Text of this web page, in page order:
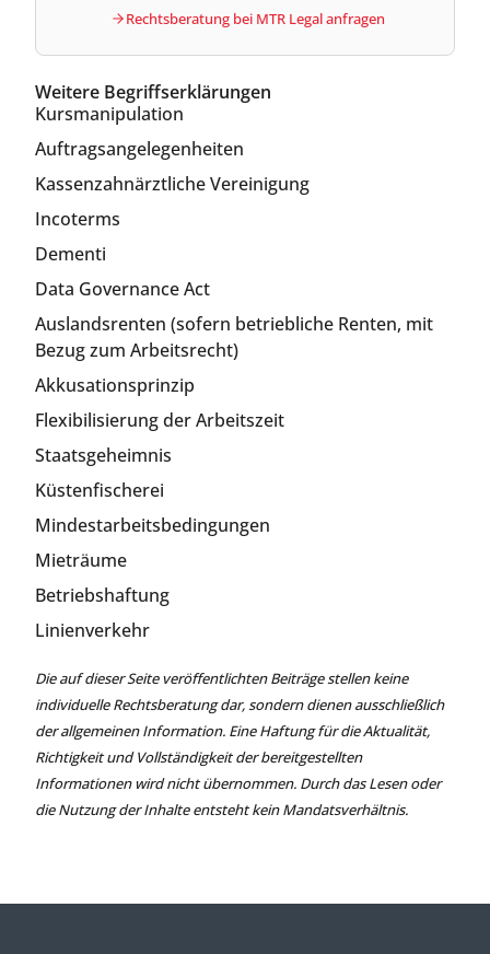
Rechtsberatung bei MTR Legal anfragen
Weitere Begriffserklärungen
Kursmanipulation
Auftragsangelegenheiten
Kassenzahnärztliche Vereinigung
Incoterms
Dementi
Data Governance Act
Auslandsrenten (sofern betriebliche Renten, mit
Bezug zum Arbeitsrecht)
Akkusationsprinzip
Flexibilisierung der Arbeitszeit
Staatsgeheimnis
Küstenfischerei
Mindestarbeitsbedingungen
Mieträume
Betriebshaftung
Linienverkehr
Die auf dieser Seite veröffentlichten Beiträge stellen keine
individuelle Rechtsberatung dar, sondern dienen ausschließlich
der allgemeinen Information. Eine Haftung für die Aktualität,
Richtigkeit und Vollständigkeit der bereitgestellten
Informationen wird nicht übernommen. Durch das Lesen oder
die Nutzung der Inhalte entsteht kein Mandatsverhältnis.